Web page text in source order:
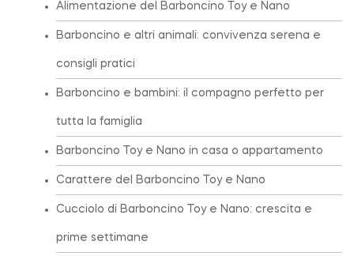
Alimentazione del Barboncino Toy e Nano
Barboncino e altri animali: convivenza serena e
consigli pratici
Barboncino e bambini: il compagno perfetto per
tutta la famiglia
Barboncino Toy e Nano in casa o appartamento
Carattere del Barboncino Toy e Nano
Cucciolo di Barboncino Toy e Nano: crescita e
prime settimane